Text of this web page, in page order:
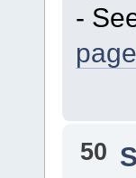
-
50